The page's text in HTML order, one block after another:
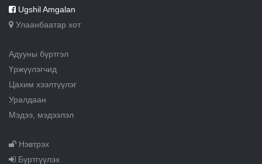
Ugshil Amgalan
Улаанбаатар хот
Адууны бүртгэл
Үржүүлэгчид
Цахим хээлтүүлэг
Уралдаан
Мэдээ, мэдээлэл
Нэвтрэх
Бүртгүүлэх